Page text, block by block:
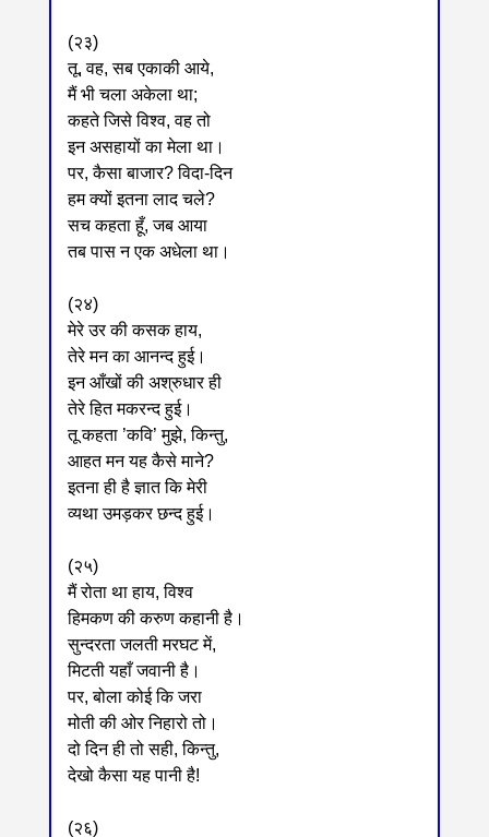
(२३)
तू, वह, सब एकाकी आये,
मैं भी चला अकेला था;
कहते जिसे विश्व, वह तो
इन असहायों का मेला था।
पर, कैसा बाजार? विदा-दिन
हम क्यों इतना लाद चले?
सच कहता हूँ, जब आया
तब पास न एक अधेला था।
(२४)
मेरे उर की कसक हाय,
तेरे मन का आनन्द हुई।
इन आँखों की अश्रुधार ही
तेरे हित मकरन्द हुई।
तू कहता ’कवि’ मुझे, किन्तु,
आहत मन यह कैसे माने?
इतना ही है ज्ञात कि मेरी
व्यथा उमड़कर छन्द हुई।
(२५)
मैं रोता था हाय, विश्व
हिमकण की करुण कहानी है।
सुन्दरता जलती मरघट में,
मिटती यहाँ जवानी है।
पर, बोला कोई कि जरा
मोती की ओर निहारो तो।
दो दिन ही तो सही, किन्तु,
देखो कैसा यह पानी है!
(२६)